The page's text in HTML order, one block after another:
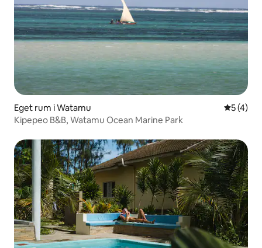
Eget rum i Watamu 5 av 5 i
5 (4)
Kipepeo B&B, Watamu Ocean Marine Park